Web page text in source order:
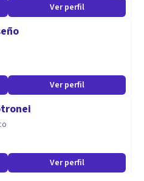
Ver perfil
Ver perfil
Ver perfil